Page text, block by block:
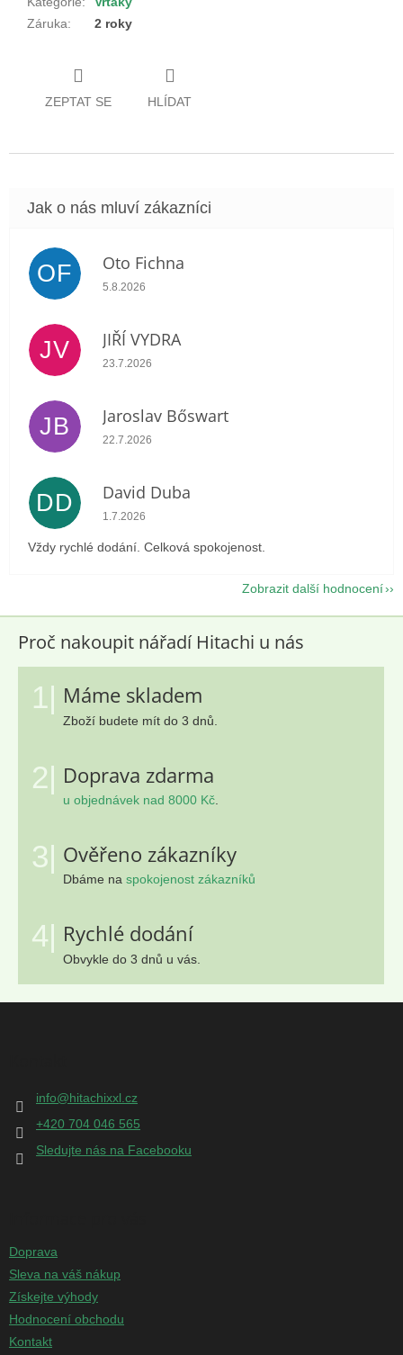
Záruka: 2 roky
ZEPTAT SE HLÍDAT
OF Oto Fichna
Hodnocení obchodu je 5 z 5 hvězdiček.
5.8.2026
JV JIŘÍ VYDRA
Hodnocení obchodu je 5 z 5 hvězdiček.
23.7.2026
JB Jaroslav Bőswart
Hodnocení obchodu je 5 z 5 hvězdiček.
22.7.2026
DD David Duba
Hodnocení obchodu je 5 z 5 hvězdiček.
1.7.2026
Vždy rychlé dodání. Celková spokojenost.
Zobrazit další hodnocení
Proč nakoupit nářadí Hitachi u nás
1| Máme skladem
Zboží budete mít do 3 dnů.
2| Doprava zdarma
u objednávek nad 8000 Kč.
3| Ověřeno zákazníky
Dbáme na spokojenost zákazníků
4| Rychlé dodání
Obvykle do 3 dnů u vás.
Z
info@hitachixxl.cz
+420 704 046 565
Sledujte nás na Facebooku
Doprava
Sleva na váš nákup
Získejte výhody
Hodnocení obchodu
Kontakt